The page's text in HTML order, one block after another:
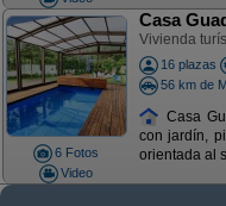
6 Fotos
Video
Casa
Vivienda
16 plazas
56 km de
Casa
con jardín,
orientada al